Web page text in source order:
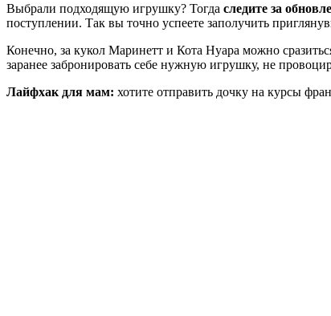
Выбрали подходящую игрушку? Тогда следите за
поступлении. Так вы точно успеете заполучить
Конечно, за кукол Маринетт и Кота Нуара можно
заранее забронировать себе нужную игрушку, не
Лайфхак для мам: хотите отправить дочку на курсы